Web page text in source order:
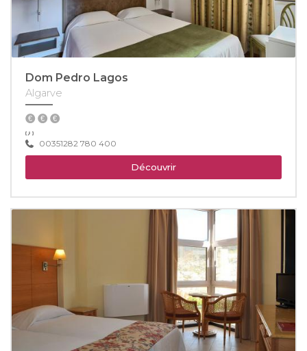
Dom Pedro Lagos
Algarve
00351282 780 400
Découvrir